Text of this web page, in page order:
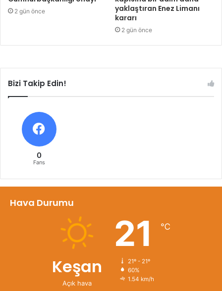
2 gün önce
yaklaştıran Enez Limanı
kararı
2 gün önce
Bizi Takip Edin!
0
Fans
Hava Durumu
Keşan
Açık hava
21 ℃
21º - 21º
60%
1.54 km/h